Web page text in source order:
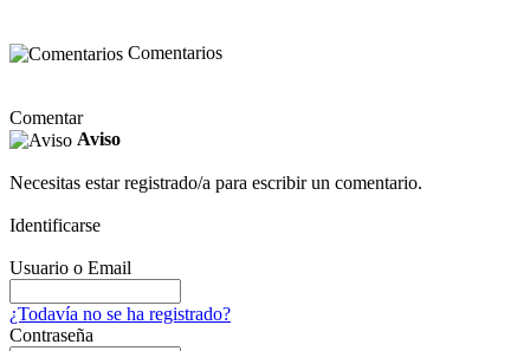
Comentarios
Comentar
Aviso
Necesitas estar registrado/a para escribir un comentario.
Identificarse
Usuario o Email
¿Todavía no se ha registrado?
Contraseña